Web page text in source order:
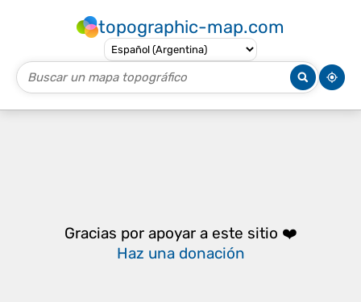
topographic-map.com
Gracias por apoyar a este sitio ❤️
Haz una donación